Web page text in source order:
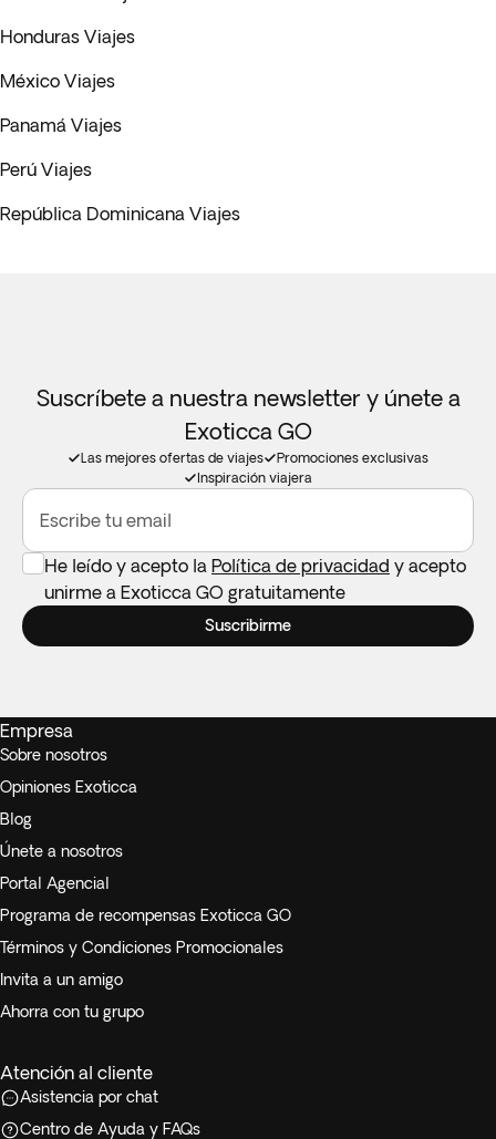
Honduras Viajes
México Viajes
Panamá Viajes
Perú Viajes
República Dominicana Viajes
Suscríbete a nuestra newsletter y únete a
Exoticca GO
Las mejores ofertas de viajes
Promociones exclusivas
Inspiración viajera
Escribe tu email
He leído y acepto la Política de privacidad y acepto
unirme a Exoticca GO gratuitamente
Suscribirme
Empresa
Sobre nosotros
Opiniones Exoticca
Blog
Únete a nosotros
Portal Agencial
Programa de recompensas Exoticca GO
Términos y Condiciones Promocionales
Invita a un amigo
Ahorra con tu grupo
Atención al cliente
Asistencia por chat
Centro de Ayuda y FAQs